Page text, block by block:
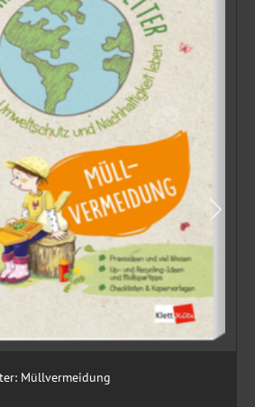
Müllvermeidung